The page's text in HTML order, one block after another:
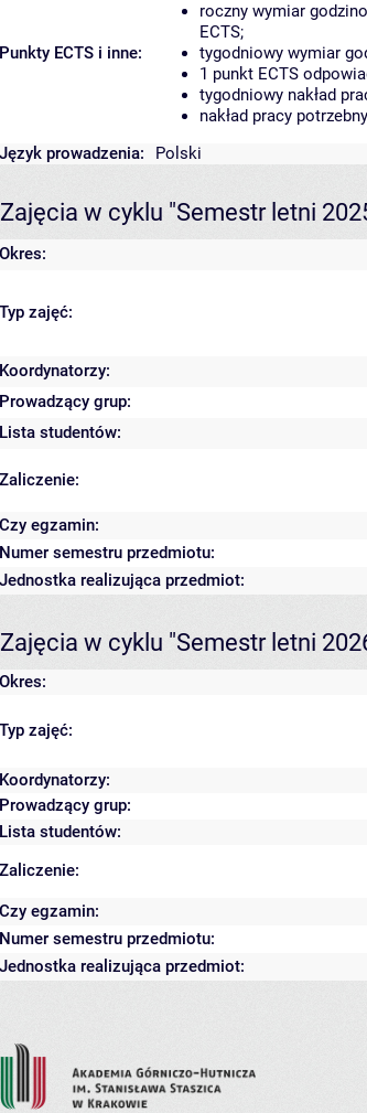
Punkty ECTS i inne:
roczny wymiar
ECTS;
tygodniowy wymiar
1 punkt ECTS
tygodniowy nakład
nakład pracy
Język prowadzenia:
Polski
Zajęcia w cyklu "Semestr letni
Okres:
Typ zajęć:
Koordynatorzy:
Prowadzący grup:
Lista studentów:
Zaliczenie:
Czy egzamin:
Numer semestru przedmiotu:
Jednostka realizująca przedmiot:
Zajęcia w cyklu "Semestr letni
Okres:
Typ zajęć:
Koordynatorzy:
Prowadzący grup:
Lista studentów:
Zaliczenie:
Czy egzamin:
Numer semestru przedmiotu:
Jednostka realizująca przedmiot: